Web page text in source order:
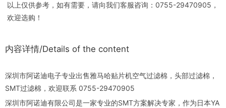
以上仅供参考，如有需要，请向我们客服咨询：0755-29470905，
欢迎选购！
内容详情/Details of the content
深圳市阿诺迪电子专业出售雅马哈贴片机空气过滤棉，头部过滤棉，
SMT过滤棉，欢迎联系 0755-29470905
深圳市阿诺迪有限公司是一家专业的SMT方案解决专家，作为日本YA